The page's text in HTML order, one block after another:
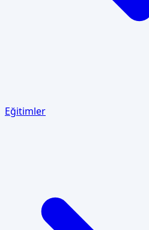
Eğitimler